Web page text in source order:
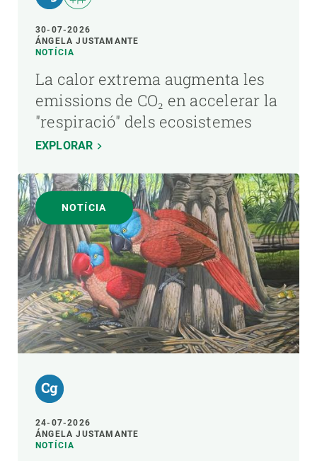
30-07-2026
ÁNGELA JUSTAMANTE
NOTÍCIA
La calor extrema augmenta les
emissions de CO₂ en accelerar la
"respiració" dels ecosistemes
EXPLORAR
NOTÍCIA
24-07-2026
ÁNGELA JUSTAMANTE
NOTÍCIA